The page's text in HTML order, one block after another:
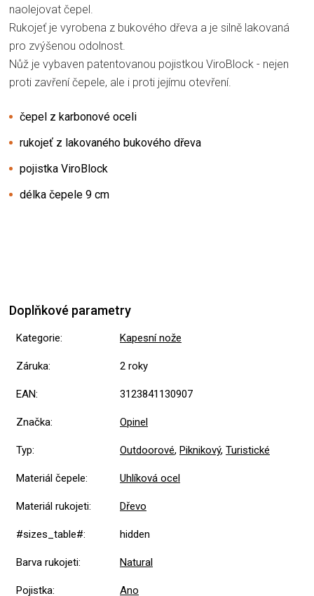
naolejovat čepel.
Rukojeť je vyrobena z bukového dřeva a je silně lakovaná
pro zvýšenou odolnost.
Nůž je vybaven patentovanou pojistkou ViroBlock - nejen
proti zavření čepele, ale i proti jejímu otevření.
čepel z karbonové oceli
rukojeť z lakovaného bukového dřeva
pojistka ViroBlock
délka čepele 9 cm
Doplňkové parametry
Kategorie: Kapesní nože
Záruka: 2 roky
EAN: 3123841130907
Značka: Opinel
Typ: Outdoorové, Piknikový, Turistické
Materiál čepele: Uhlíková ocel
Materiál rukojeti: Dřevo
#sizes_table#: hidden
Barva rukojeti: Natural
Pojistka: Ano